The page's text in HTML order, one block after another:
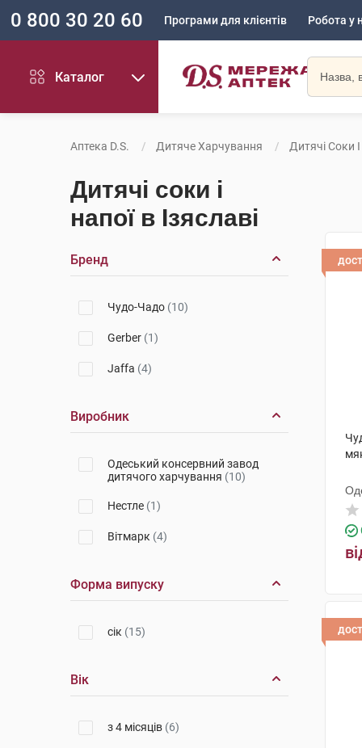
0 800 30 20 60 Програми для клієнтів Робота у
Каталог
Аптека D.S. Дитяче Харчування Дитячі Соки
Дитячі соки і
напої в Ізяславі
Бренд
Чудо-Чадо (10)
Gerber (1)
Jaffa (4)
Виробник
Одеський консервний завод
дитячого харчування (10)
Нестле (1)
Вітмарк (4)
Форма випуску
сік (15)
Вік
з 4 місяців (6)